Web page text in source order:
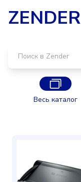
ZENDER
Весь каталог